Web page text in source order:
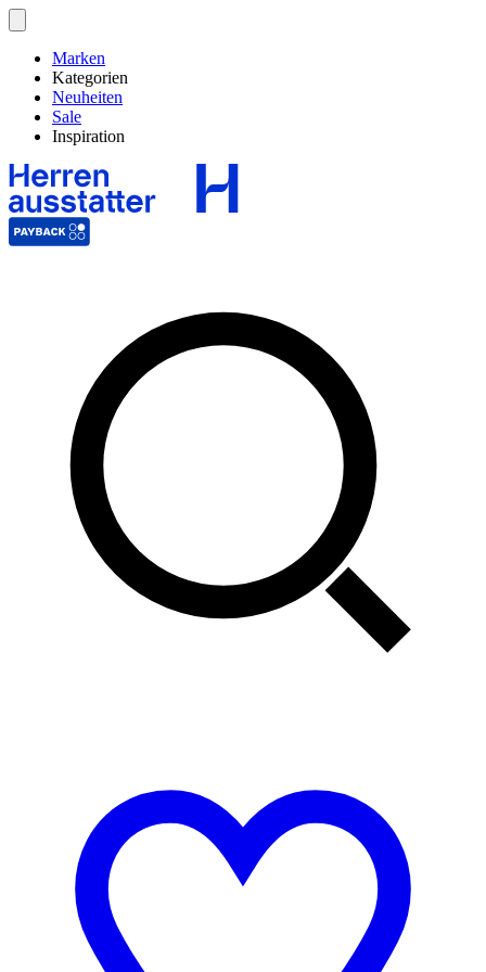
Marken
Kategorien
Neuheiten
Sale
Inspiration